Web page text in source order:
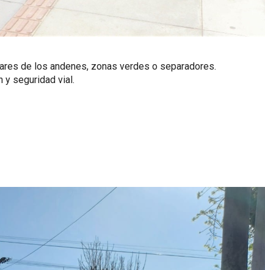
de los andenes, zonas verdes o separadores.
y seguridad vial.